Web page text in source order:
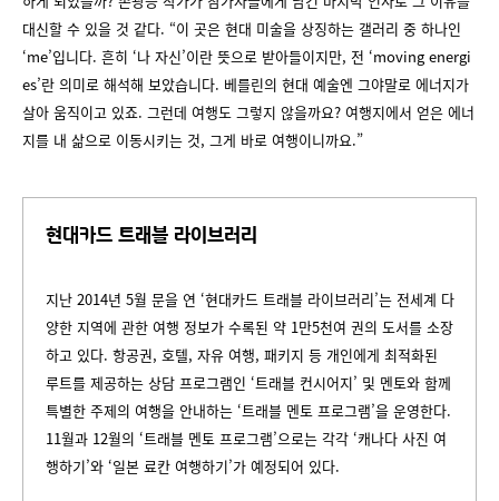
대신할 수 있을 것 같다. “이 곳은 현대 미술을 상징하는 갤러리 중 하나인
‘me’입니다. 흔히 ‘나 자신’이란 뜻으로 받아들이지만, 전 ‘moving energi
es’란 의미로 해석해 보았습니다. 베를린의 현대 예술엔 그야말로 에너지가
살아 움직이고 있죠. 그런데 여행도 그렇지 않을까요? 여행지에서 얻은 에너
지를 내 삶으로 이동시키는 것, 그게 바로 여행이니까요.”
현대카드 트래블 라이브러리
지난 2014년 5월 문을 연 ‘현대카드 트래블 라이브러리’는 전세계 다
양한 지역에 관한 여행 정보가 수록된 약 1만5천여 권의 도서를 소장
하고 있다. 항공권, 호텔, 자유 여행, 패키지 등 개인에게 최적화된
루트를 제공하는 상담 프로그램인 ‘트래블 컨시어지’ 및 멘토와 함께
특별한 주제의 여행을 안내하는 ‘트래블 멘토 프로그램’을 운영한다.
11월과 12월의 ‘트래블 멘토 프로그램’으로는 각각 ‘캐나다 사진 여
행하기’와 ‘일본 료칸 여행하기’가 예정되어 있다.